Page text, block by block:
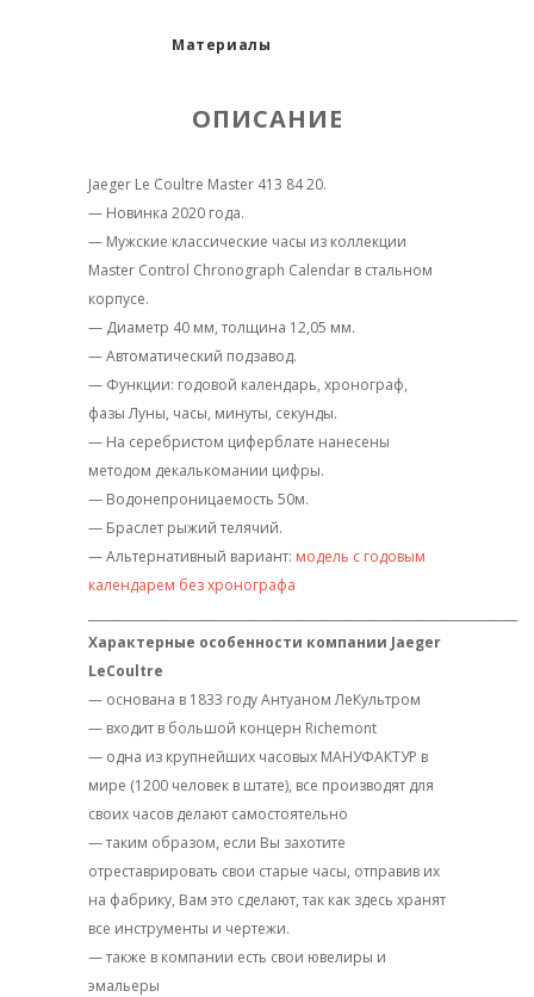
Материалы
ОПИСАНИЕ
Jaeger Le Coultre Master 413 84 20.
— Новинка 2020 года.
— Мужские классические часы из коллекции
Master Control Chronograph Calendar в стальном
корпусе.
— Диаметр 40 мм, толщина 12,05 мм.
— Автоматический подзавод.
— Функции: годовой календарь, хронограф,
фазы Луны, часы, минуты, секунды.
— На серебристом циферблате нанесены
методом декалькомании цифры.
— Водонепроницаемость 50м.
— Браслет рыжий телячий.
— Альтернативный вариант: модель с годовым
календарем без хронографа
Характерные особенности компании Jaeger
LeCoultre
— основана в 1833 году Антуаном ЛеКультром
— входит в большой концерн Richemont
— одна из крупнейших часовых МАНУФАКТУР в
мире (1200 человек в штате), все производят для
своих часов делают самостоятельно
— таким образом, если Вы захотите
отреставрировать свои старые часы, отправив их
на фабрику, Вам это сделают, так как здесь хранят
все инструменты и чертежи.
— также в компании есть свои ювелиры и
эмальеры